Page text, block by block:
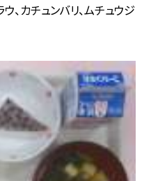
、カチュンバリ、ムチュウジ